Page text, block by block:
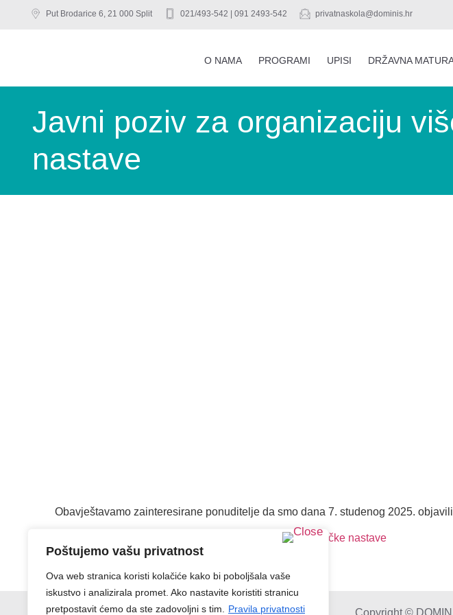
Poštujemo vašu privatnost
Ova web stranica koristi kolačiće kako bi poboljšala vaše
iskustvo i analizirala promet. Ako nastavite koristiti stranicu
pretpostavit ćemo da ste zadovoljni s tim.
Pravila privatnosti
Put Brodarice 6, 21 000 Split 021/493-542 | 091 2493-542 privatnaskola@dominis.hr
O NAMA PROGRAMI UPISI DRŽAVNA
Javni poziv za organizaciju
nastave
Obavještavamo zainteresirane ponuditelje da smo dana 7. studenog 2025.
-Obrazac poziva za organizaciju višednevne izvanučioničke nastave
Copyright ©